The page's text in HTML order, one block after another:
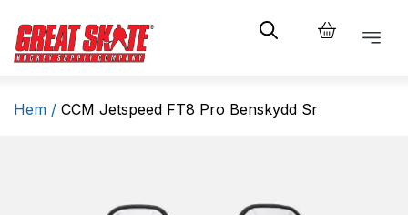
Hem / CCM Jetspeed FT8 Pro Benskydd Sr